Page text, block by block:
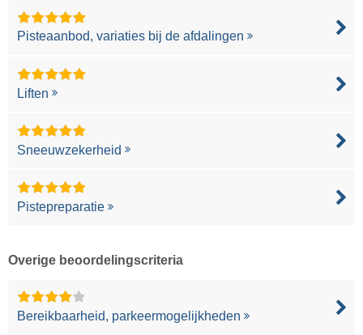
Pisteaanbod, variaties bij de afdalingen
Liften
Sneeuwzekerheid
Pistepreparatie
Overige beoordelingscriteria
Bereikbaarheid, parkeermogelijkheden